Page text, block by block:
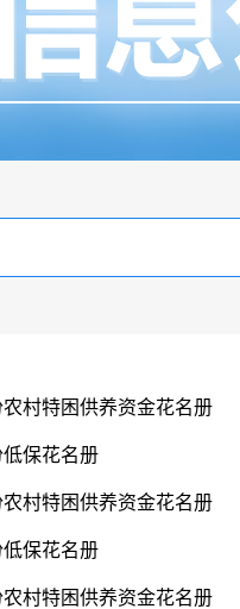
村特困供养资金花名册
保花名册
村特困供养资金花名册
保花名册
村特困供养资金花名册